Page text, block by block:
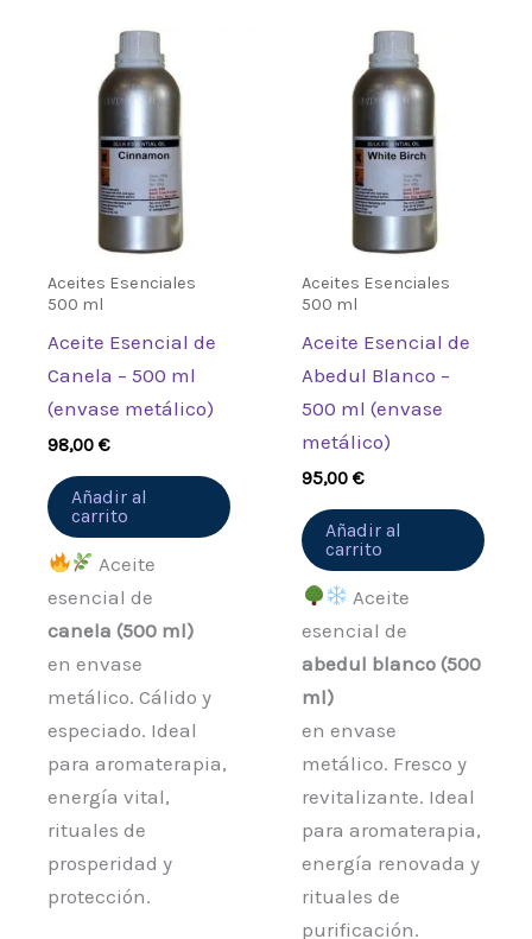
Aceites Esenciales
500 ml
Aceite Esencial de
Canela – 500 ml
(envase metálico)
98,00€
Añadir al
carrito
Aceite
esencial de
canela (500 ml)
en envase
metálico. Cálido y
especiado. Ideal
para aromaterapia,
energía vital,
rituales de
prosperidad y
protección.
Aceites Esenciales
500 ml
Aceite Esencial de
Abedul Blanco –
500 ml (envase
metálico)
95,00€
Añadir al
carrito
Aceite
esencial de
abedul blanco (500
ml)
en envase
metálico. Fresco y
revitalizante. Ideal
para aromaterapia,
energía renovada y
rituales de
purificación.